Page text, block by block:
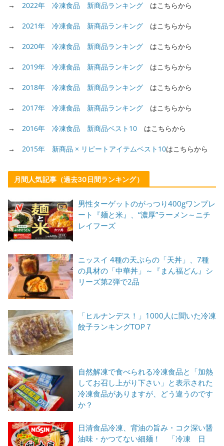
→ 2022年 冷凍食品 新商品ランキング はこちらから
→ 2021年 冷凍食品 新商品ランキング はこちらから
→ 2020年 冷凍食品 新商品ランキング はこちらから
→ 2019年 冷凍食品 新商品ランキング はこちらから
→ 2018年 冷凍食品 新商品ランキング はこちらから
→ 2017年 冷凍食品 新商品ランキング はこちらから
→ 2016年 冷凍食品 新商品ベスト10 はこちらから
→ 2015年 新商品 × リピートアイテムベスト10はこちらから
月間人気記事（過去30日間ランキング）
男性ターゲットのがっつり400gワンプレ
ート『麺と米』、“濃厚”ラーメン～ニチ
レイフーズ
ニッスイ 4種の天ぷらの「天丼」、7種
の具材の「中華丼」～『まん福どん』シ
リーズ第2弾で2品
「ヒルナンデス！」1000人に聞いた冷凍
餃子ランキングTOP７
自然解凍で食べられる冷凍食品と「加熱
してお召し上がり下さい」と表示された
冷凍食品がありますが、どう違うのです
か？
日清食品冷凍、背油の旨み・コク深い醤
油味・かつてない細麺！ 「冷凍 日